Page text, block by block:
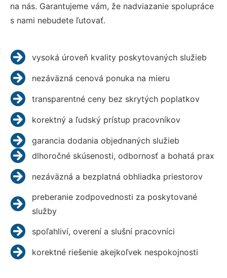
na nás. Garantujeme vám, že nadviazanie spolupráce
s nami nebudete ľutovať.
vysoká úroveň kvality poskytovaných služieb
nezáväzná cenová ponuka na mieru
transparentné ceny bez skrytých poplatkov
korektný a ľudský prístup pracovníkov
garancia dodania objednaných služieb
dlhoročné skúsenosti, odbornosť a bohatá prax
nezáväzná a bezplatná obhliadka priestorov
preberanie zodpovednosti za poskytované
služby
spoľahliví, overení a slušní pracovníci
korektné riešenie akejkoľvek nespokojnosti